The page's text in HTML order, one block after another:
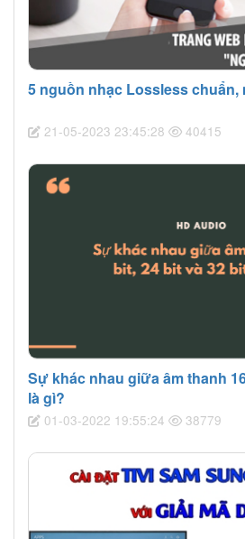
5 nguồn nhạc Lossless chuẩn,
21-05-2023 23:45:28 40415
Sự khác nhau giữa âm thanh
là gì?
01-03-2022 19:55:24 38779